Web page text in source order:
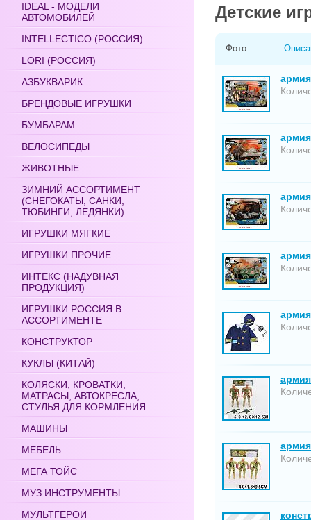
IDEAL - МОДЕЛИ
АВТОМОБИЛЕЙ
INTELLECTICO (РОССИЯ)
LORI (РОССИЯ)
АЗБУКВАРИК
БРЕНДОВЫЕ ИГРУШКИ
БУМБАРАМ
ВЕЛОСИПЕДЫ
ЖИВОТНЫЕ
ЗИМНИЙ АССОРТИМЕНТ
(СНЕГОКАТЫ, САНКИ,
ТЮБИНГИ, ЛЕДЯНКИ)
ИГРУШКИ МЯГКИЕ
ИГРУШКИ ПРОЧИЕ
ИНТЕКС (НАДУВНАЯ
ПРОДУКЦИЯ)
ИГРУШКИ РОССИЯ В
АССОРТИМЕНТЕ
КОНСТРУКТОР
КУКЛЫ (КИТАЙ)
КОЛЯСКИ, КРОВАТКИ,
МАТРАСЫ, АВТОКРЕСЛА,
СТУЛЬЯ ДЛЯ КОРМЛЕНИЯ
МАШИНЫ
МЕБЕЛЬ
МЕГА ТОЙС
МУЗ ИНСТРУМЕНТЫ
МУЛЬТГЕРОИ
Детские
Фото